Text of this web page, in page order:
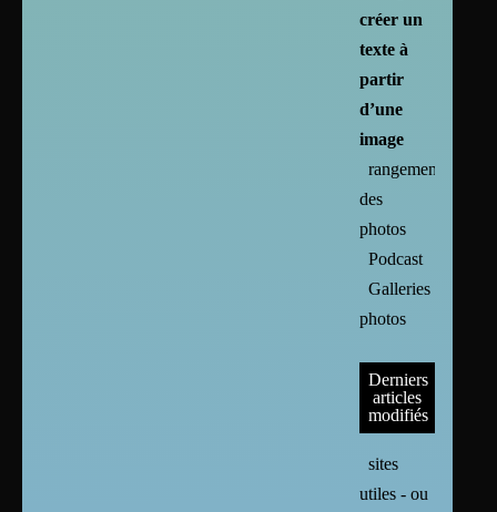
créer un
texte à
partir
d’une
image
rangement
des
photos
Podcast
Galleries
photos
Derniers
articles
modifiés
sites
utiles - ou